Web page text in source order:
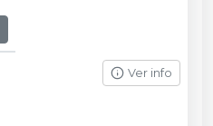
Ver info